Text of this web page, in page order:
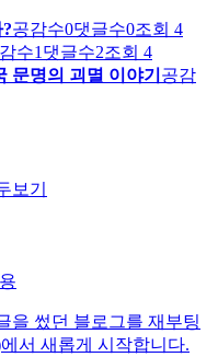
공감수0댓글수0조회 4
수1 댓글수2조회 4
문명의 괴멸 이야기 공감
보기
을 썼던 블로그를 재부팅
서 새롭게 시작합니다.